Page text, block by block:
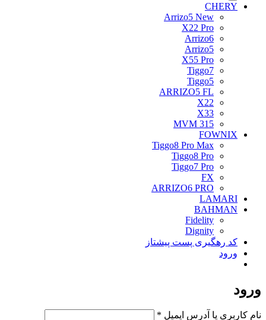
CHERY
Arrizo5 New
X22 Pro
Arrizo6
Arrizo5
X55 Pro
Tiggo7
Tiggo5
ARRIZO5 FL
X22
X33
MVM 315
FOWNIX
Tiggo8 Pro Max
Tiggo8 Pro
Tiggo7 Pro
FX
ARRIZO6 PRO
LAMARI
BAHMAN
Fidelity
Dignity
کد رهگیری پست پیشتاز
ورود
ورود
نام کاربری یا آدرس ایمیل *